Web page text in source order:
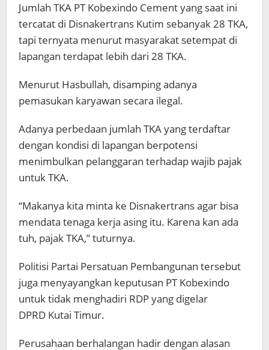
Jumlah TKA PT Kobexindo Cement yang saat ini
tercatat di Disnakertrans Kutim sebanyak 28 TKA,
tapi ternyata menurut masyarakat setempat di
lapangan terdapat lebih dari 28 TKA.
Menurut Hasbullah, disamping adanya
pemasukan karyawan secara ilegal.
Adanya perbedaan jumlah TKA yang terdaftar
dengan kondisi di lapangan berpotensi
menimbulkan pelanggaran terhadap wajib pajak
untuk TKA.
“Makanya kita minta ke Disnakertrans agar bisa
mendata tenaga kerja asing itu. Karena kan ada
tuh, pajak TKA,” tuturnya.
Politisi Partai Persatuan Pembangunan tersebut
juga menyayangkan keputusan PT Kobexindo
untuk tidak menghadiri RDP yang digelar
DPRD Kutai Timur.
Perusahaan berhalangan hadir dengan alasan